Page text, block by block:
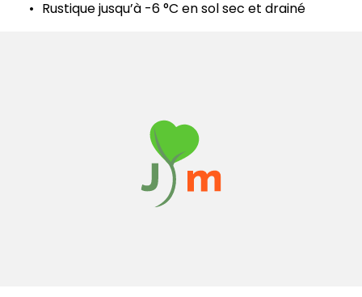
Rustique jusqu’à -6 °C en sol sec et drainé